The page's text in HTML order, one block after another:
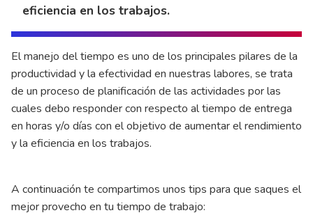
eficiencia en los trabajos.
El manejo del tiempo es uno de los principales pilares de la
productividad y la efectividad en nuestras labores, se trata
de un proceso de planificación de las actividades por las
cuales debo responder con respecto al tiempo de entrega
en horas y/o días con el objetivo de aumentar el rendimiento
y la eficiencia en los trabajos.
A continuación te compartimos unos tips para que saques el
mejor provecho en tu tiempo de trabajo: